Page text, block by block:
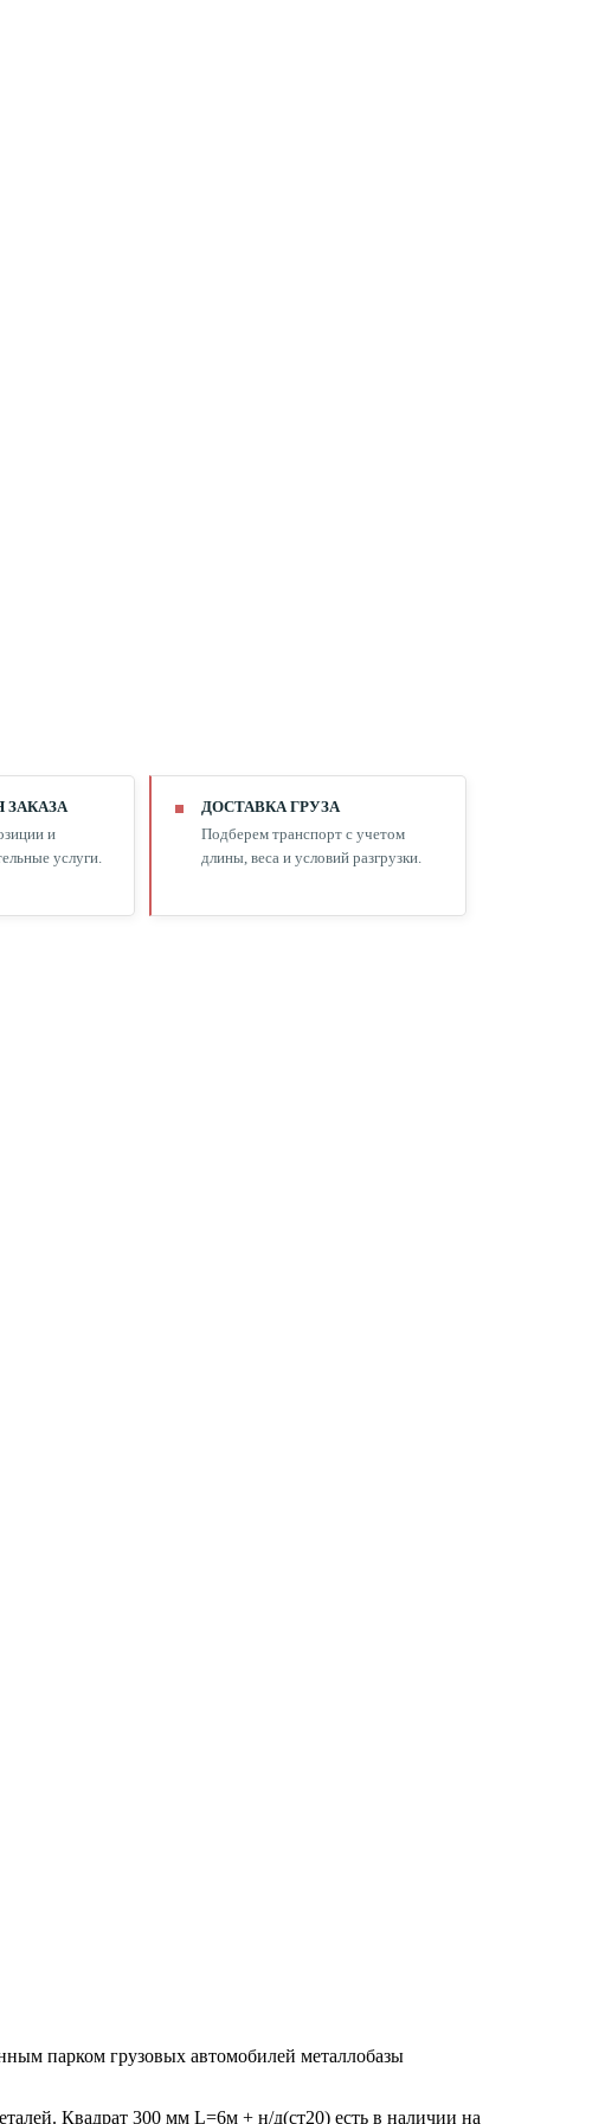
и
услуги.
ДОСТАВКА ГРУЗА
Подберем транспорт с учетом
длины, веса и условий разгрузки.
парком грузовых автомобилей металлобазы
Квадрат 300 мм L=6м + н/д(ст20) есть в наличии на